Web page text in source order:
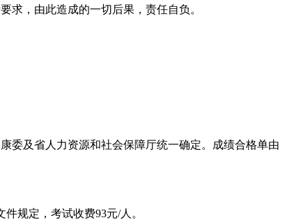
求，由此造成的一切后果，责任自负。
委及省人力资源和社会保障厅统一确定。成绩合格单由
规定，考试收费93元/人。